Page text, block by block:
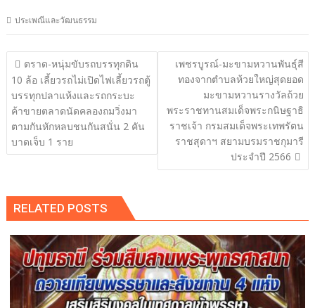
ประเพณีและวัฒนธรรม
แนะแนว
เรื่อง
ตราด-หนุ่มขับรถบรรทุกดิน
10 ล้อ เลี้ยวรถไม่เปิดไฟเลี้ยวรถตู้
บรรทุกปลาแห้งและรถกระบะ
ค้าขายตลาดนัดคลองถมวิ่งมา
ตามกันหักหลบชนกันสนั่น 2 คัน
บาดเจ็บ 1 ราย
เพชรบูรณ์-มะขามหวานพันธุ์สี
ทองจากตำบลห้วยใหญ่สุดยอด
มะขามหวานรางวัลถ้วย
พระราชทานสมเด็จพระกนิษฐาธิ
ราชเจ้า กรมสมเด็จพระเทพรัตน
ราชสุดาฯ สยามบรมราชกุมารี
ประจำปี 2566
RELATED POSTS